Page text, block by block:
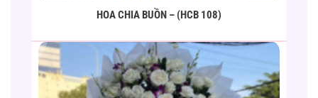
HOA CHIA BUỒN – (HCB 108)